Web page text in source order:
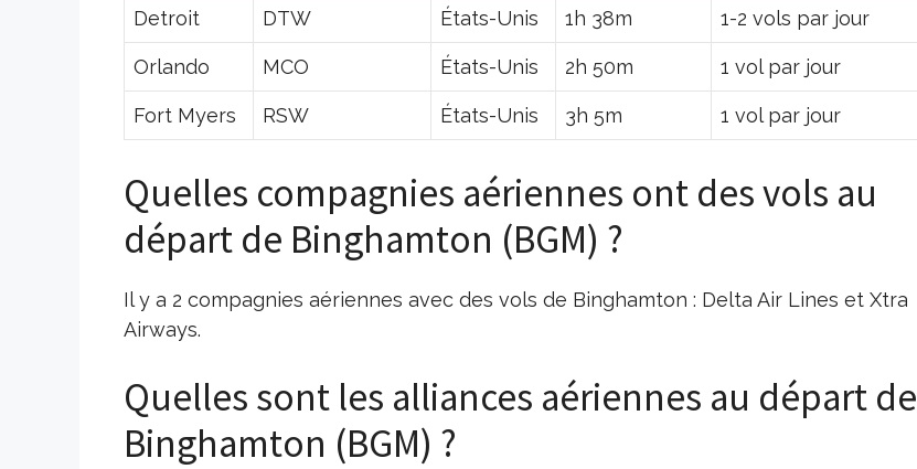
Detroit DTW États-Unis 1h 38m 1-2 vols par jour
Orlando MCO États-Unis 2h 50m 1 vol par jour
Fort Myers RSW États-Unis 3h 5m 1 vol par jour
Quelles compagnies aériennes ont des vols au
départ de Binghamton (BGM) ?
Il y a 2 compagnies aériennes avec des vols de Binghamton : Delta Air Lines et Xtra
Airways.
Quelles sont les alliances aériennes au départ de
Binghamton (BGM) ?